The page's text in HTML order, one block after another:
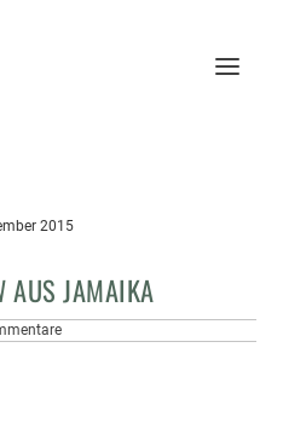
2015
AUS JAMAIKA